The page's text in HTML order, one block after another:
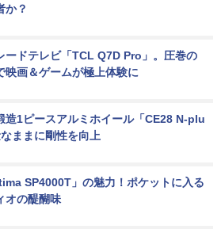
か？
ードテレビ「TCL Q7D Pro」。圧巻の
映画＆ゲームが極上体験に
造1ピースアルミホイール「CE28 N-plu
ままに剛性を向上
SP4000T」の魅力！ポケットに入る
オの醍醐味